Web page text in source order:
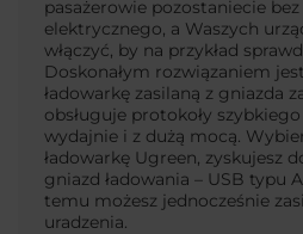
pasażerowie pozostaniecie
elektrycznego, a Waszych
włączyć, by na przykład
Doskonałym rozwiązaniem
ładowarkę zasilaną z gniazda
obsługuje protokoły szybkiego
wydajnie i z dużą mocą.
ładowarkę Ugreen, zyskujesz
gniazd ładowania – USB typu
temu możesz jednocześnie
uradzenia.